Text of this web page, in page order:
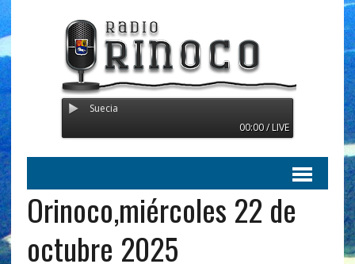
Radio Orinoco -
00:00 / LIVE
Orinoco,miércoles 22 de
octubre 2025